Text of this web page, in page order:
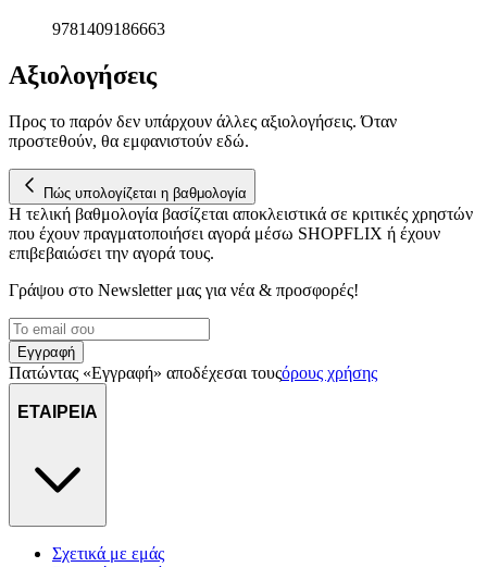
μας επεξεργαζόμαστε προσωπικά σας δεδομένα, π.χ. τη
για να αποθηκεύουμε και να έχουμε πρόσβαση σε πληροφορίες
στη συσκευή σας, με σκοπό την προβολή εξατομικευμένων
διαφημίσεις και περιεχόμενο, την καλύτερη εικόνα του κοινού
μας και την ανάπτυξη προϊόντων. Επίσης, κοινοποιούμε
πληροφορίες σχετικά με την από μέρους σας χρήση της
τοποθεσίας μας στους συνεργάτες μέσων κοινωνικής
δικτύωσης, διαφημίσεων και ανάλυσης.
9781409186663
Αξιολογήσεις
Προς το παρόν δεν υπάρχουν άλλες αξιολογήσεις. Όταν
προστεθούν, θα εμφανιστούν εδώ.
Πώς υπολογίζεται η βαθμολογία
Η τελική βαθμολογία βασίζεται αποκλειστικά σε κριτικές χρηστών
που έχουν πραγματοποιήσει αγορά μέσω SHOPFLIX ή έχουν
επιβεβαιώσει την αγορά τους.
Γράψου στο Νewsletter μας για νέα & προσφορές!
Εγγραφή
Πατώντας «Εγγραφή» αποδέχεσαι τουςόρους χρήσης
ΕΤΑΙΡΕΙΑ
Σχετικά με εμάς